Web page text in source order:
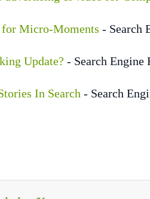
Micro-Moments - Search
Update? - Search Engine
In Search - Search